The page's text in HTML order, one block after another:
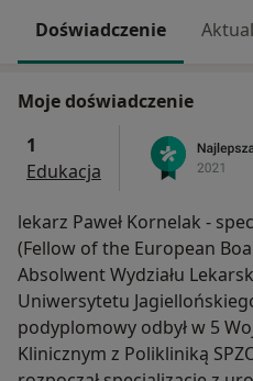
Doświadczenie
Moje doświadczenie
1
Edukacja
lekarz Paweł Kornelak -
(Fellow of the European
Absolwent Wydziału
Uniwersytetu
podyplomowy odbył w 5
Klinicznym z Polikliniką